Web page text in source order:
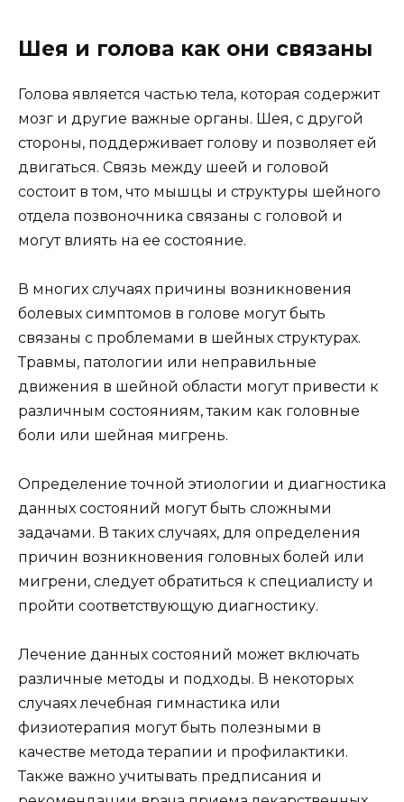
Шея и голова как они связаны
Голова является частью тела, которая содержит
мозг и другие важные органы. Шея, с другой
стороны, поддерживает голову и позволяет ей
двигаться. Связь между шеей и головой
состоит в том, что мышцы и структуры шейного
отдела позвоночника связаны с головой и
могут влиять на ее состояние.
В многих случаях причины возникновения
болевых симптомов в голове могут быть
связаны с проблемами в шейных структурах.
Травмы, патологии или неправильные
движения в шейной области могут привести к
различным состояниям, таким как головные
боли или шейная мигрень.
Определение точной этиологии и диагностика
данных состояний могут быть сложными
задачами. В таких случаях, для определения
причин возникновения головных болей или
мигрени, следует обратиться к специалисту и
пройти соответствующую диагностику.
Лечение данных состояний может включать
различные методы и подходы. В некоторых
случаях лечебная гимнастика или
физиотерапия могут быть полезными в
качестве метода терапии и профилактики.
Также важно учитывать предписания и